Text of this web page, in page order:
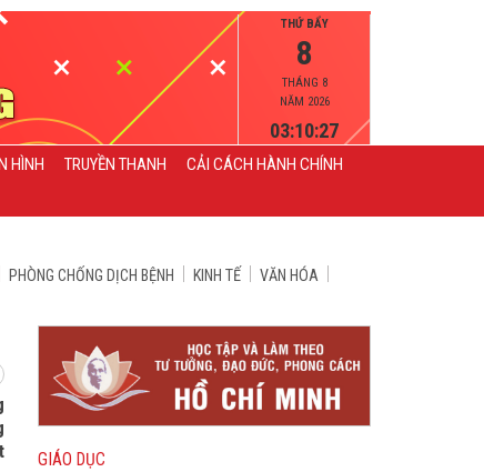
THỨ BẨY
8
THÁNG 8
NĂM 2026
03:10:28
HÌNH TRUYỀN THANH
CẢI CÁCH HÀNH CHÍNH
PHÒNG CHỐNG DỊCH BỆNH KINH TẾ
VĂN HÓA
GIÁO DỤC